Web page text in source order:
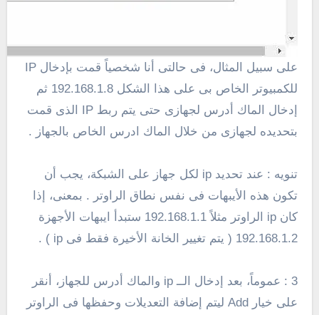
على سبيل المثال، فى حالتى أنا شخصياً قمت بإدخال IP
للكمبيوتر الخاص بى على هذا الشكل 192.168.1.8 ثم
إدخال الماك أدرس لجهازى حتى يتم ربط IP الذى قمت
بتحديده لجهازى من خلال الماك ادرس الخاص بالجهاز .
تنويه : عند تحديد ip لكل جهاز على الشبكة، يجب أن
تكون هذه الأيبهات فى نفس نطاق الراوتر . بمعنى، إذا
كان ip الراوتر مثلاً 192.168.1.1 ستبدأ ايبهات الأجهزة
192.168.1.2 ( يتم تغيير الخانة الأخيرة فقط فى ip ) .
3 : عموماً، بعد إدخال الــ ip والماك أدرس للجهاز، أنقر
على خيار Add ليتم إضافة التعديلات وحفظها فى الراوتر